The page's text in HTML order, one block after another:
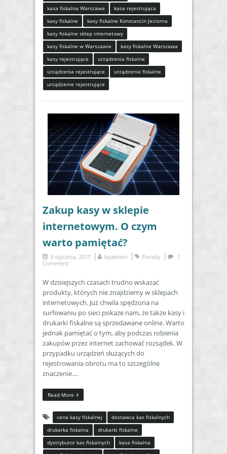
kasa fiskalna Warszawa
kasa rejestrująca
kasy fiskalne
kasy fiskalne Konstancin Jeziorna
kasy fiskalne sklep internetowy
kasy fiskalne w Warszawie
kasy fiskalne Warszawa
kasy rejestrujące
urządzenia fiskalne
urządzenia rejestrujące
urządzenie fiskalne
urządzenie rejestrujące
Zakup kasy w sklepie
internetowym. O czym
warto pamiętać?
9 stycznia, 2017 byadmin Porady
1
Comment
W dzisiejszych czasach trudno wskazać
produkty, których nie znajdziemy w sklepach
internetowych. Już chwila spędzona na
surfowaniu po sieci pokaże nam, że także kasy i
drukarki fiskalne są sprzedawane online. Warto
jednak pamiętać o tym, aby podczas robienia
zakupów przez internet zachować rozsądek. W
przypadku urządzeń służących do
rejestrowania obrotu ma to szczególne
znaczenie….
Read More
cena kasy fiskalnej
dostawca kas fiskalnych
drukarka fiskalna
drukarki fiskalne
dystrybutor kas fiskalnych
kasa fiskalna